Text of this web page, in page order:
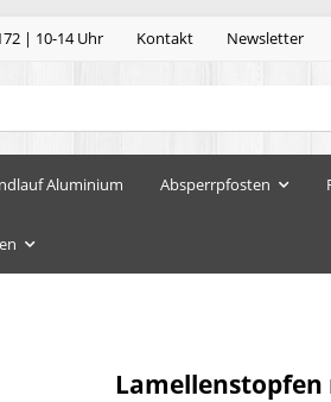
| 10-14 Uhr Kontakt Newsletter
Aluminium Absperrpfosten
Lamellenstopfen